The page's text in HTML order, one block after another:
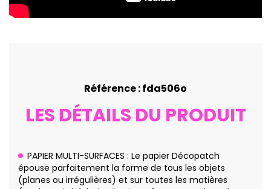
Référence : fda506o
LES DÉTAILS DU PRODUIT
PAPIER MULTI-SURFACES : Le papier Décopatch
épouse parfaitement la forme de tous les objets
(planes ou irrégulières) et sur toutes les matières